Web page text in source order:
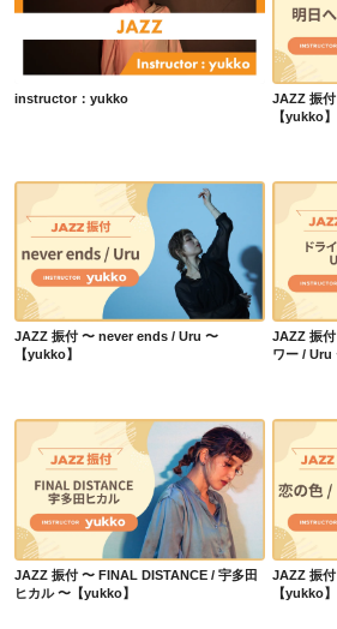
instructor：yukko
instructor：yukko
JAZZ 振
【yukko】
JAZZ 振付 〜 never ends / Uru 〜【yukko】
JAZZ 振付 〜 never ends / Uru 〜
【yukko】
JAZZ 振
ワー / Uru
JAZZ 振付 〜 FINAL DISTANCE / 宇多田ヒカル 〜【yukko】
JAZZ 振付 〜 FINAL DISTANCE / 宇多田
ヒカル 〜【yukko】
JAZZ 振
【yukko】